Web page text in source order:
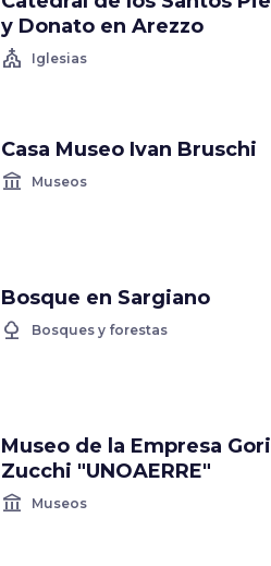
y Donato en Arezzo
church Iglesias
Casa Museo Ivan Bruschi
account_balance Museos
Bosque en Sargiano
nature Bosques y forestas
Museo de la Empresa
Zucchi "UNOAERRE"
account_balance Museos